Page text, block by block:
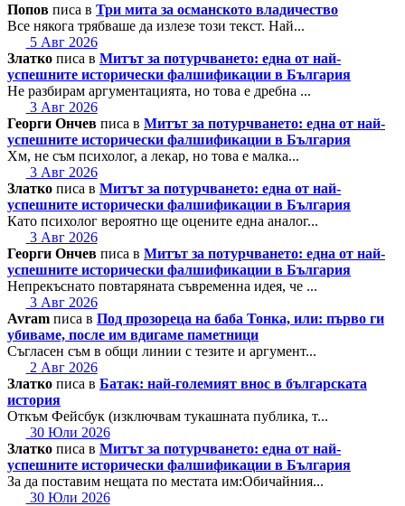
Попов писа в Три мита за османското владичество
Все някога трябваше да излезе този текст. Най...
5 Авг 2026
Златко писа в Митът за потурчването: една от най-
успешните исторически фалшификации в България
Не разбирам аргументацията, но това е дребна ...
3 Авг 2026
Георги Ончев писа в Митът за потурчването: една от най-
успешните исторически фалшификации в България
Хм, не съм психолог, а лекар, но това е малка...
3 Авг 2026
Златко писа в Митът за потурчването: една от най-
успешните исторически фалшификации в България
Като психолог вероятно ще оцените една аналог...
3 Авг 2026
Георги Ончев писа в Митът за потурчването: една от най-
успешните исторически фалшификации в България
Непрекъснато повтаряната съвременна идея, че ...
3 Авг 2026
Avram писа в Под прозореца на баба Тонка, или: първо ги
убиваме, после им вдигаме паметници
Съгласен съм в общи линии с тезите и аргумент...
2 Авг 2026
Златко писа в Батак: най-големият внос в българската
история
Откъм Фейсбук (изключвам тукашната публика, т...
30 Юли 2026
Златко писа в Митът за потурчването: една от най-
успешните исторически фалшификации в България
За да поставим нещата по местата им:Обичайния...
30 Юли 2026